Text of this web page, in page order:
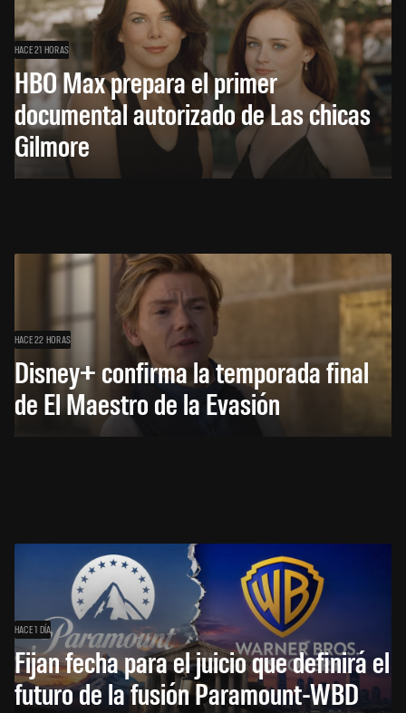
HACE 21 HORAS
HBO Max prepara el primer
documental autorizado de Las chicas
Gilmore
HACE 22 HORAS
Disney+ confirma la temporada final
de El Maestro de la Evasión
HACE 1 DÍA
Fijan fecha para el juicio que definirá el
futuro de la fusión Paramount-WBD